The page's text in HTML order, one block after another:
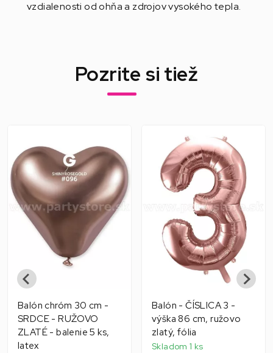
vzdialenosti od ohňa a zdrojov vysokého tepla.
Pozrite si tiež
Balón chróm 30 cm -
SRDCE - RUŽOVO
ZLATÉ - balenie 5 ks,
latex
Balón - ČÍSLICA 3 -
výška 86 cm, ružovo
zlatý, fólia
Skladom 1 ks